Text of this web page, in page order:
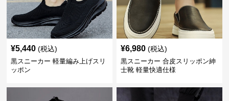
¥5,440 (税込)
黒スニーカー 軽量編み上げスリ
ッポン
¥6,980 (税込)
黒スニーカー 合皮スリッポン紳
士靴 軽量快適仕様